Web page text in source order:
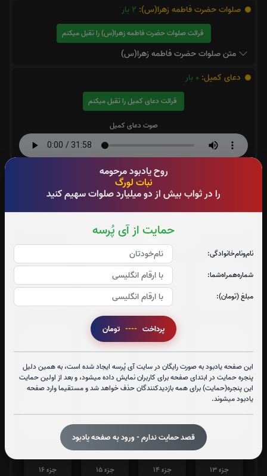
روح یادبود مرحومه
نبات لورگ
را در ثواب بیش از دو میلیارد صلوات سهیم کنید
حمایت از آی پُرسه
نام‌و‌نام‌خانوادگی:
شماره‌همراه‌شما:
مبلغ (تومان):
پرداخت ----
این صفحه یادبود به صورت رایگان در سایت آی پُرسه ایجاد شده است، به همین دلیل
پنجره حمایت در ابتدای صفحه برای کاربران نمایش داده میشود، و بعد از اولین حمایت
این پنجره(حمایت) برای همه بازدیدکنندگان حذف خواهد شد و مستقیما وارد صفحه
یادبود میشوند.
قصد حمایت ندارم - ورود به صفحه یادبود
صلوات حضرت فاطمه زهرا(س): 2 بار
قرائت صلوات حضرت فاطمه زهرا(س) را تقبل میکنم
متن صلوات حضرت فاطمه زهرا(س)
دعای کمیل: 0 بار
قرائت دعای کمیل را تقبل میکنم
صوت دعای کمیل
تعداد دفعات ختم قران: 0
بار
شماره
5 را قرائت بفرمایید
جزء 1
1بار
جزء 2
بار
جزء 3
بار
جزء 6
0
جزء 7
0
بار
جزء 9
0بار
0بار
جزء 13
جزء 14
جزء 15
جزء 16